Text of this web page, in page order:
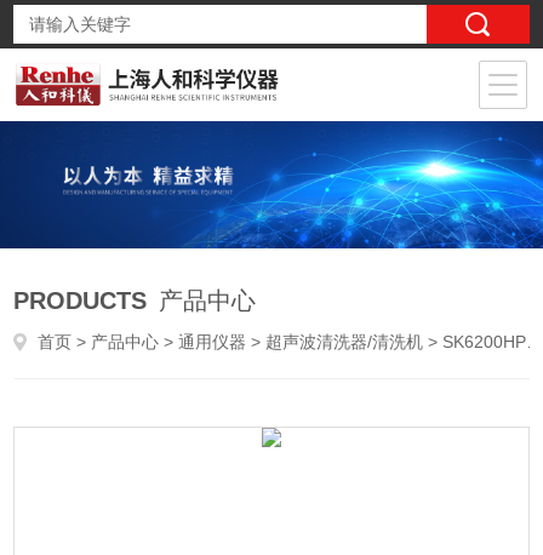
PRODUCTS 产品中心
首页 > 产品中心 >通用仪器 > 超声波清洗器/清洗机 > SK6200HPKUDOS 科导 功率可调台式超声波清洗器